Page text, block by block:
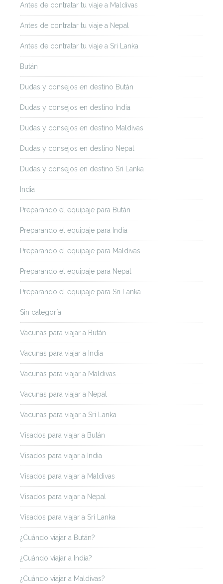
Antes de contratar tu viaje a Maldivas
Antes de contratar tu viaje a Nepal
Antes de contratar tu viaje a Sri Lanka
Bután
Dudas y consejos en destino Bután
Dudas y consejos en destino India
Dudas y consejos en destino Maldivas
Dudas y consejos en destino Nepal
Dudas y consejos en destino Sri Lanka
India
Preparando el equipaje para Bután
Preparando el equipaje para India
Preparando el equipaje para Maldivas
Preparando el equipaje para Nepal
Preparando el equipaje para Sri Lanka
Sin categoría
Vacunas para viajar a Bután
Vacunas para viajar a India
Vacunas para viajar a Maldivas
Vacunas para viajar a Nepal
Vacunas para viajar a Sri Lanka
Visados para viajar a Bután
Visados para viajar a India
Visados para viajar a Maldivas
Visados para viajar a Nepal
Visados para viajar a Sri Lanka
¿Cuándo viajar a Bután?
¿Cuándo viajar a India?
¿Cuándo viajar a Maldivas?